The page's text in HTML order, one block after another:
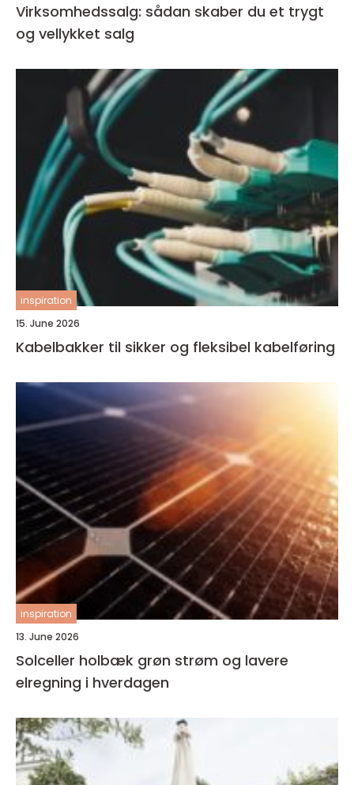
Virksomhedssalg: sådan skaber du et trygt
og vellykket salg
inspiration
15. June 2026
Kabelbakker til sikker og fleksibel kabelføring
inspiration
13. June 2026
Solceller holbæk grøn strøm og lavere
elregning i hverdagen